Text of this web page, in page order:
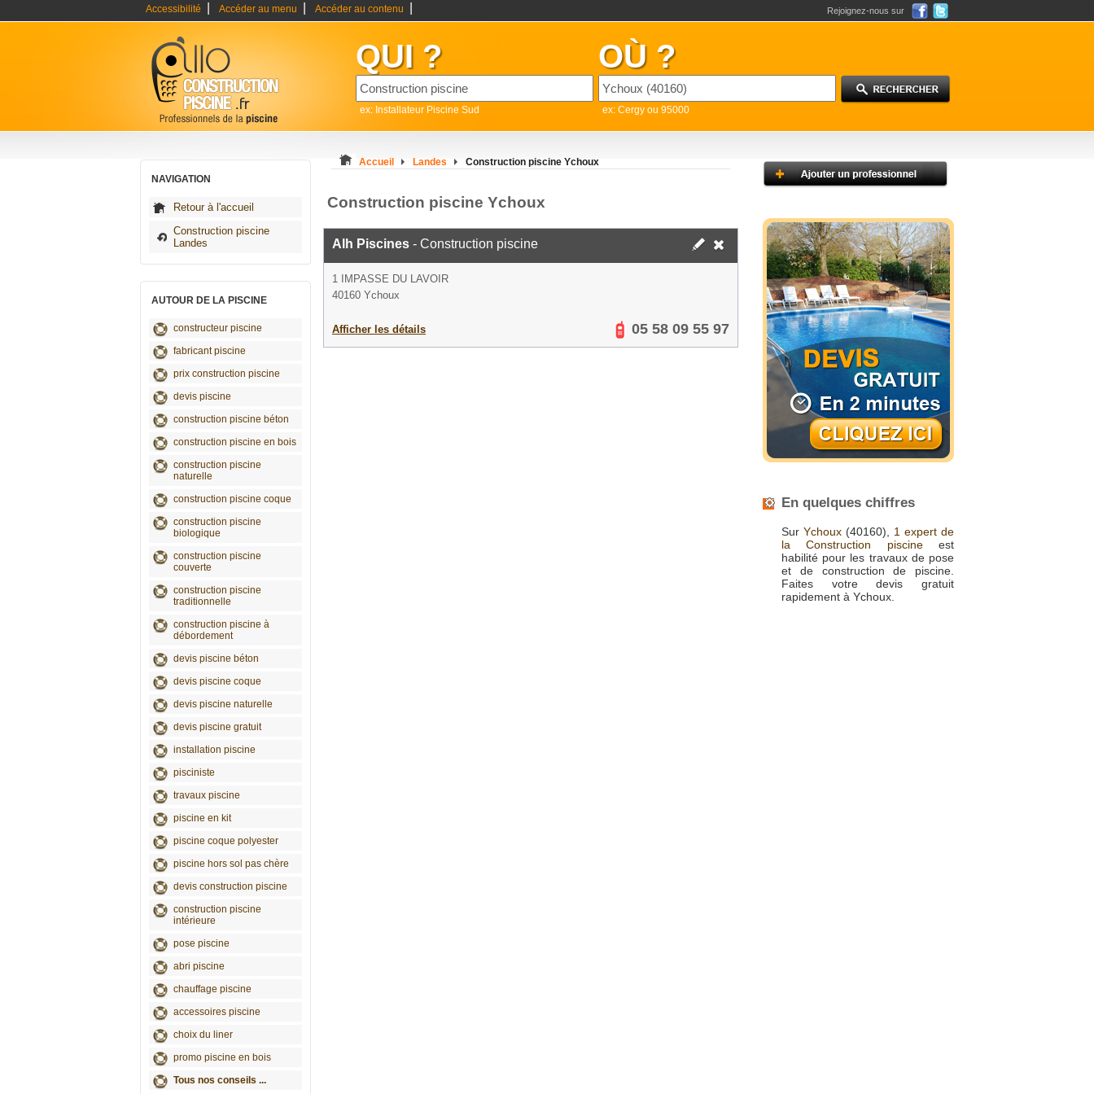
Accessibilité Accéder au menu Accéder au contenu Rejoignez-nous sur
QUI ?
ex: Installateur Piscine Sud
OÙ ?
ex: Cergy ou 95000
NAVIGATION
Retour à l'accueil
Construction piscine
Landes
AUTOUR DE LA PISCINE
constructeur piscine
fabricant piscine
prix construction piscine
devis piscine
construction piscine béton
construction piscine en bois
construction piscine
naturelle
construction piscine coque
construction piscine
biologique
construction piscine
couverte
construction piscine
traditionnelle
construction piscine à
débordement
devis piscine béton
devis piscine coque
devis piscine naturelle
devis piscine gratuit
installation piscine
pisciniste
travaux piscine
piscine en kit
piscine coque polyester
piscine hors sol pas chère
devis construction piscine
construction piscine
intérieure
pose piscine
abri piscine
chauffage piscine
accessoires piscine
choix du liner
promo piscine en bois
Tous nos conseils ...
Accueil Landes Construction piscine Ychoux
Construction piscine Ychoux
Alh Piscines - Construction piscine
1 IMPASSE DU LAVOIR
40160 Ychoux
Afficher les détails 05 58 09 55 97
En quelques chiffres
Sur Ychoux (40160), 1 expert de
la Construction piscineest
habilité pour les travaux de pose
et de construction de piscine.
Faites votre devis gratuit
rapidement à Ychoux.